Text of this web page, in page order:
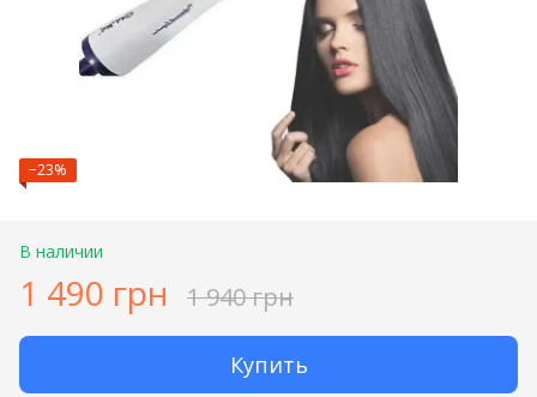
−23%
В наличии
1 490 грн 1 940 грн
Купить